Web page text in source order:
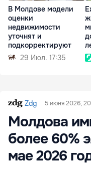
В Молдове модели
оценки
недвижимости
уточнят и
подкорректируют
29 Июл. 17:35
Zdg 5 июня 2026,
Молдова
более 60%
мае 2026